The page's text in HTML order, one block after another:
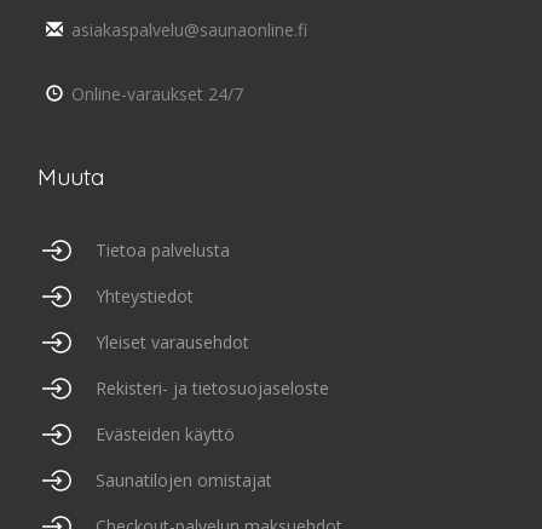
asiakaspalvelu@saunaonline.fi
Online-varaukset 24/7
Muuta
Tietoa palvelusta
Yhteystiedot
Yleiset varausehdot
Rekisteri- ja tietosuojaseloste
Evästeiden käyttö
Saunatilojen omistajat